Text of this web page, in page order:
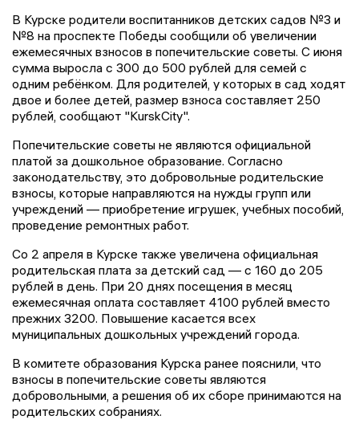
В Курске родители воспитанников детских садов №3 и
№8 на проспекте Победы сообщили об увеличении
ежемесячных взносов в попечительские советы. С июня
сумма выросла с 300 до 500 рублей для семей с
одним ребёнком. Для родителей, у которых в сад ходят
двое и более детей, размер взноса составляет 250
рублей, сообщают "KurskCity".
Попечительские советы не являются официальной
платой за дошкольное образование. Согласно
законодательству, это добровольные родительские
взносы, которые направляются на нужды групп или
учреждений — приобретение игрушек, учебных пособий,
проведение ремонтных работ.
Со 2 апреля в Курске также увеличена официальная
родительская плата за детский сад — с 160 до 205
рублей в день. При 20 днях посещения в месяц
ежемесячная оплата составляет 4100 рублей вместо
прежних 3200. Повышение касается всех
муниципальных дошкольных учреждений города.
В комитете образования Курска ранее пояснили, что
взносы в попечительские советы являются
добровольными, а решения об их сборе принимаются на
родительских собраниях.